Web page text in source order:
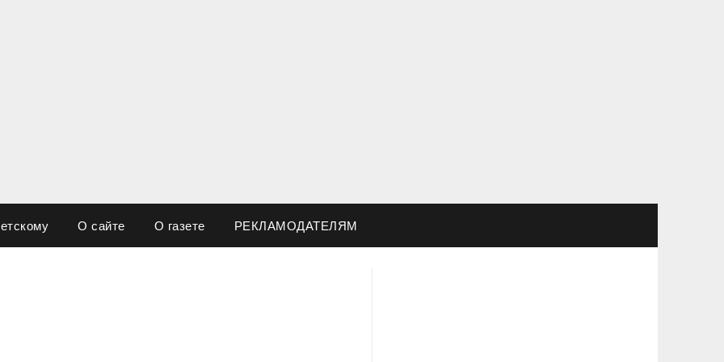
О сайте О газете РЕКЛАМОДАТЕЛЯМ